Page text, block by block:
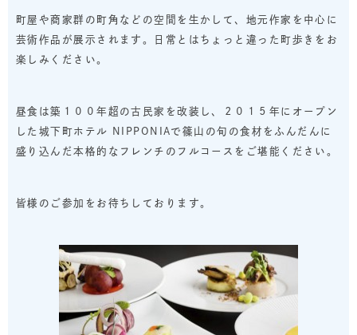
町屋や商家群の町角などの空間を生かして、地元作家を中心に
芸術作品が展示されます。日常とはちょっと違った町歩きをお
楽しみください。
昼食は築１００年超の古民家を改装し、２０１５年にオープン
した城下町ホテル NIPPONIAで篠山の旬の食材をふんだんに
盛り込んだ本格的なフレンチのフルコースをご堪能ください。
皆様のご参加をお待ちしております。